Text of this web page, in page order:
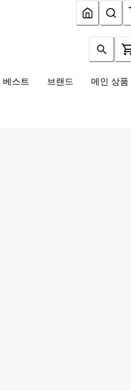
베스트 브랜드 메인 상품